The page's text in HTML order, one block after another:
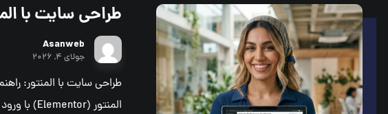
طراحی سایت با
Asanweb
جولای ۴, ۲۰۲۶
طراحی سایت با المنتور:
المنتور (Elementor) با ورود خود به ...